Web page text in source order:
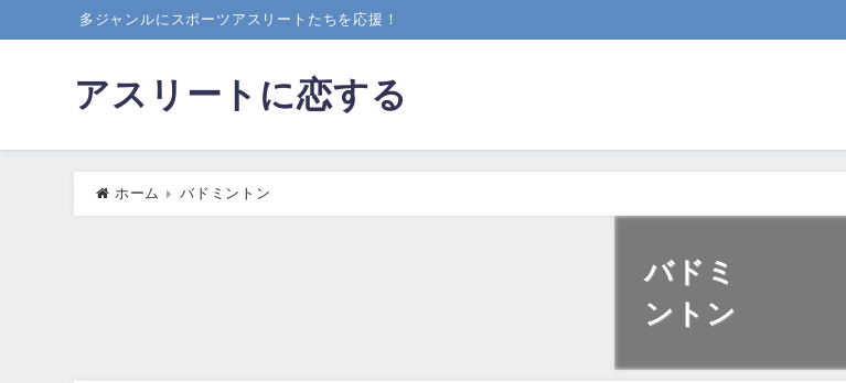
多ジャンルにスポーツアスリートたちを応援！
アスリートに恋する
ホーム バドミントン
バドミ
ントン